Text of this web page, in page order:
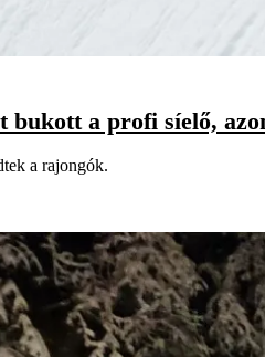
bukott a profi síelő,
a rajongók.